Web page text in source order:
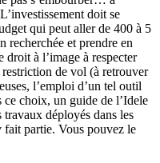
doit se
qui peut aller de 400 à 5
recherchée et prendre en
droit à l’image à respecter
de vol (à retrouver
l’emploi d’un tel outil
ce choix, un guide de l’Idele
déployés dans les
fait partie. Vous pouvez le